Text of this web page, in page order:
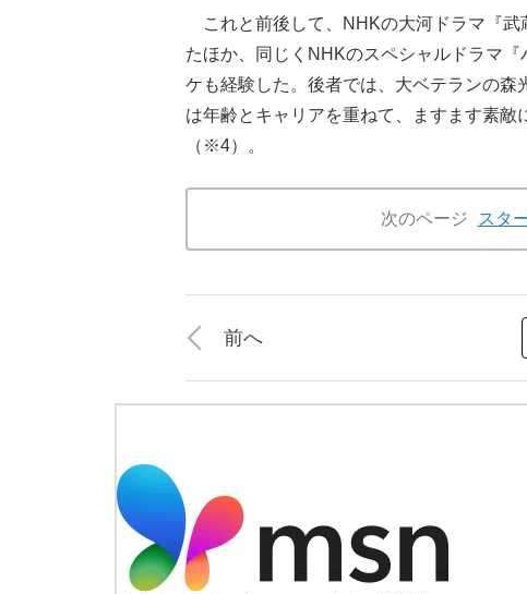
これと前後して、NHKの大河ドラマ『
たほか、同じくNHKのスペシャルドラマ
ケも経験した。後者では、大ベテランの
は年齢とキャリアを重ねて、ますます素敵
（※4）。
次のページ スタ
前へ